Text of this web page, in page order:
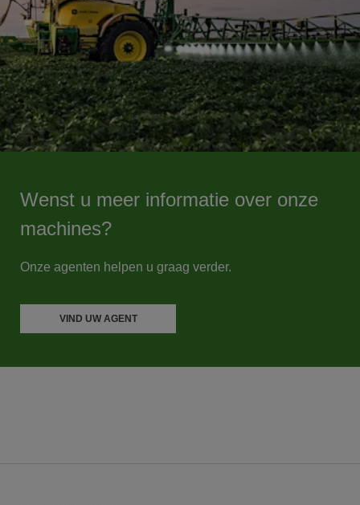
Wenst u meer informatie over onze
machines?
Onze agenten helpen u graag verder.
VIND UW AGENT